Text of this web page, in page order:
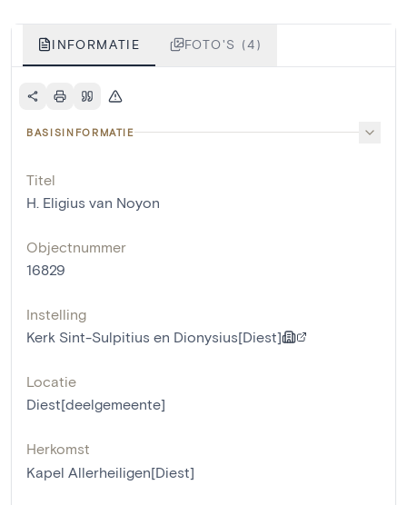
INFORMATIE FOTO'S (4)
BASISINFORMATIE
Titel
H. Eligius van Noyon
Objectnummer
16829
Instelling
Kerk Sint-Sulpitius en Dionysius[Diest]
Locatie
Diest[deelgemeente]
Herkomst
Kapel Allerheiligen[Diest]